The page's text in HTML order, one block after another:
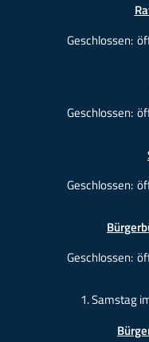
Klicken, um
Geschlossen:
Klicken, um
Geschlossen:
Klicken, um
Geschlossen:
Klicken, um
Geschlossen:
1. Samstag